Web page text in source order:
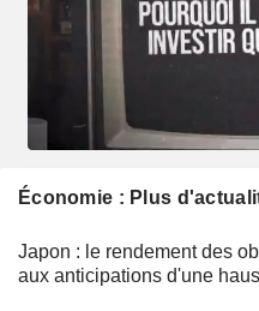
Économie : Plus
Japon : le rendement des
aux anticipations d'une